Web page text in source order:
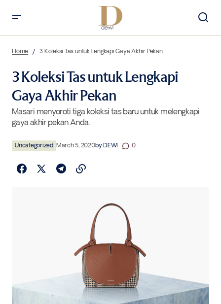
Home 3 Koleksi Tas untuk Lengkapi Gaya Akhir Pekan
3 Koleksi Tas untuk Lengkapi
Gaya Akhir Pekan
Masari menyoroti tiga koleksi tas baru untuk melengkapi
gaya akhir pekan Anda.
Uncategorized March 5, 2020byDEWI 0